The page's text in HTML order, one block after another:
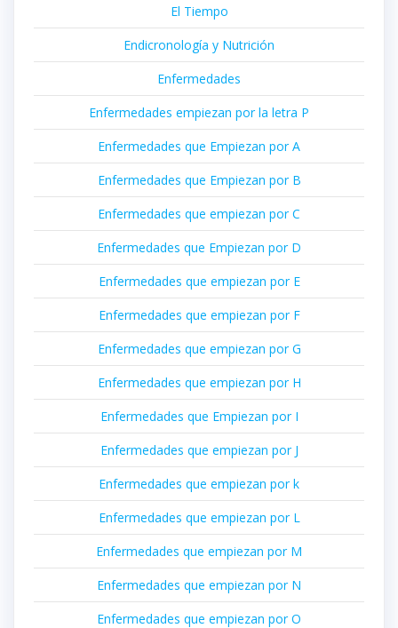
El Tiempo
Endicronología y Nutrición
Enfermedades
Enfermedades empiezan por la letra P
Enfermedades que Empiezan por A
Enfermedades que Empiezan por B
Enfermedades que empiezan por C
Enfermedades que Empiezan por D
Enfermedades que empiezan por E
Enfermedades que empiezan por F
Enfermedades que empiezan por G
Enfermedades que empiezan por H
Enfermedades que Empiezan por I
Enfermedades que empiezan por J
Enfermedades que empiezan por k
Enfermedades que empiezan por L
Enfermedades que empiezan por M
Enfermedades que empiezan por N
Enfermedades que empiezan por O